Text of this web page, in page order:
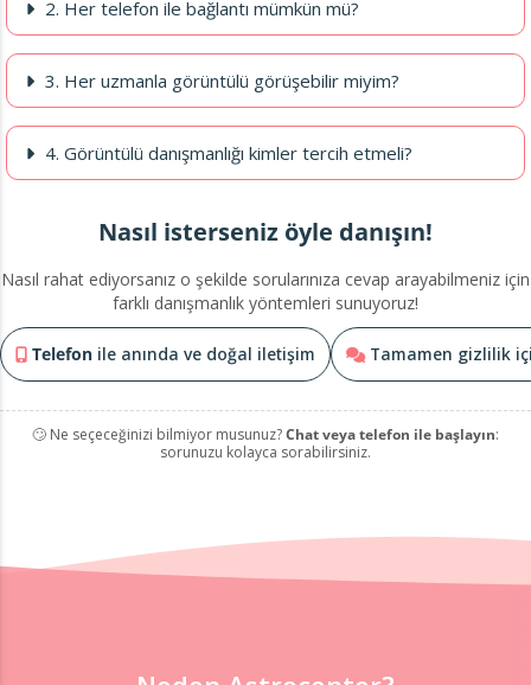
2. Her telefon ile bağlantı mümkün mü?
3. Her uzmanla görüntülü görüşebilir miyim?
4. Görüntülü danışmanlığı kimler tercih etmeli?
Nasıl isterseniz öyle danışın!
Nasıl rahat ediyorsanız o şekilde sorularınıza cevap arayabilmeniz için
farklı danışmanlık yöntemleri sunuyoruz!
Telefon ile anında ve doğal iletişim Tamamen gizlilik
🙄 Ne seçeceğinizi bilmiyor musunuz?Chat veya telefon ile başlayın:
sorunuzu kolayca sorabilirsiniz.